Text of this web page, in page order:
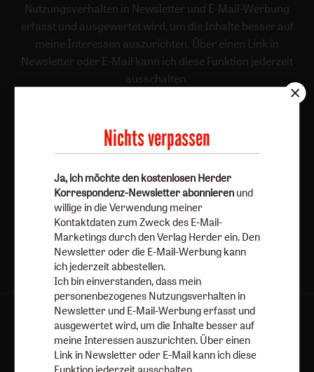
Nutzungsverhalten in Newsletter und E-Mail-Werbung
erfasst und ausgewertet wird, um die Inhalte besser auf
meine Interessen auszurichten. Über einen Link in
Newsletter oder E-Mail kann ich diese Funktion jederzeit
ausschalten.
AGB und Widerrufsbelehrung
Datenschutz
Barrierefreiheit
Impressum
Nichts verpassen
Ja, ich möchte den kostenlosen Herder
Korrespondenz-Newsletter abonnieren und
willige in die Verwendung meiner
Kontaktdaten zum Zweck des E-Mail-
Marketings durch den Verlag Herder ein. Den
Newsletter oder die E-Mail-Werbung kann
ich jederzeit abbestellen.
Ich bin einverstanden, dass mein
personenbezogenes Nutzungsverhalten in
Newsletter und E-Mail-Werbung erfasst und
ausgewertet wird, um die Inhalte besser auf
meine Interessen auszurichten. Über einen
Link in Newsletter oder E-Mail kann ich diese